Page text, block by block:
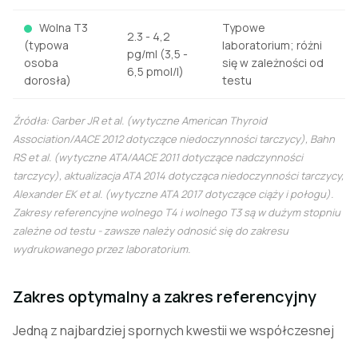
Wolna T3
(typowa
osoba
dorosła)
2.3 - 4,2
pg/ml (3,5 -
6,5 pmol/l)
Typowe
laboratorium; różni
się w zależności od
testu
Źródła: Garber JR et al. (wytyczne American Thyroid
Association/AACE 2012 dotyczące niedoczynności tarczycy), Bahn
RS et al. (wytyczne ATA/AACE 2011 dotyczące nadczynności
tarczycy), aktualizacja ATA 2014 dotycząca niedoczynności tarczycy,
Alexander EK et al. (wytyczne ATA 2017 dotyczące ciąży i połogu).
Zakresy referencyjne wolnego T4 i wolnego T3 są w dużym stopniu
zależne od testu - zawsze należy odnosić się do zakresu
wydrukowanego przez laboratorium.
Zakres optymalny a zakres referencyjny
Jedną z najbardziej spornych kwestii we współczesnej